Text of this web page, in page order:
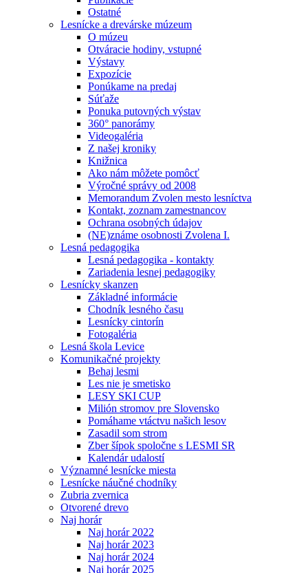
Ostatné
Lesnícke a drevárske múzeum
O múzeu
Otváracie hodiny, vstupné
Výstavy
Expozície
Ponúkame na predaj
Súťaže
Ponuka putovných výstav
360° panorámy
Videogaléria
Z našej kroniky
Knižnica
Ako nám môžete pomôcť
Výročné správy od 2008
Memorandum Zvolen mesto lesníctva
Kontakt, zoznam zamestnancov
Ochrana osobných údajov
(NE)známe osobnosti Zvolena I.
Lesná pedagogika
Lesná pedagogika - kontakty
Zariadenia lesnej pedagogiky
Lesnícky skanzen
Základné informácie
Chodník lesného času
Lesnícky cintorín
Fotogaléria
Lesná škola Levice
Komunikačné projekty
Behaj lesmi
Les nie je smetisko
LESY SKI CUP
Milión stromov pre Slovensko
Pomáhame vtáctvu našich lesov
Zasadil som strom
Zber šípok spoločne s LESMI SR
Kalendár udalostí
Významné lesnícke miesta
Lesnícke náučné chodníky
Zubria zvernica
Otvorené drevo
Naj horár
Naj horár 2022
Naj horár 2023
Naj horár 2024
Naj horár 2025